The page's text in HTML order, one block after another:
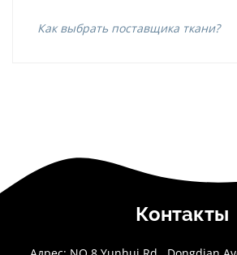
Как выбрать поставщика ткани?
Контакты